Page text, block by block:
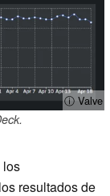
ⓘ Valve
los
resultados de